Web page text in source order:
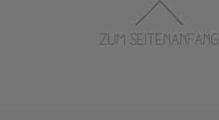
ZUM SEITENANFANG